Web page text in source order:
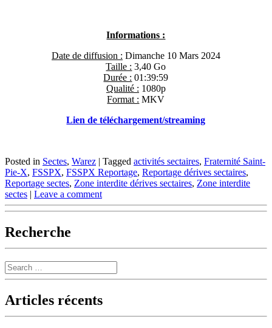
Informations :
Date de diffusion : Dimanche 10 Mars 2024
Taille : 3,40 Go
Durée : 01:39:59
Qualité : 1080p
Format : MKV
Lien de téléchargement/streaming
Posted in Sectes, Warez | Tagged activités sectaires, Fraternité Saint-
Pie-X, FSSPX, FSSPX Reportage, Reportage dérives sectaires,
Reportage sectes, Zone interdite dérives sectaires, Zone interdite
sectes | Leave a comment
Recherche
Search
Articles récents